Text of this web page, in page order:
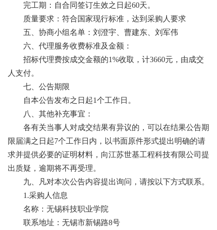
完工期：自合同签订生效之日起60天。
质量要求：符合国家现行标准，达到采购人要求
五、协商小组名单：刘澄宇、曹建东、刘军伟
六、代理服务收费标准及金额：
招标代理费按成交金额的1%收取，计3660元，由成交
人支付。
七、公告期限
自本公告发布之日起1个工作日。
八、其他补充事宜：
各有关当事人对成交结果有异议的，可以在结果公告期
限届满之日起7个工作日内，以书面原件形式提出明确的请
求并提供必要的证明材料，向江苏世基工程科技有限公司提
出质疑，逾期将不再受理。
九、凡对本次公告内容提出询问，请按以下方式联系。
1.采购人信息
名称：无锡科技职业学院
联系地址：无锡市新锡路8号